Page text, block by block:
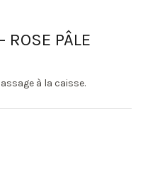
ROSE PÂLE
à la caisse.